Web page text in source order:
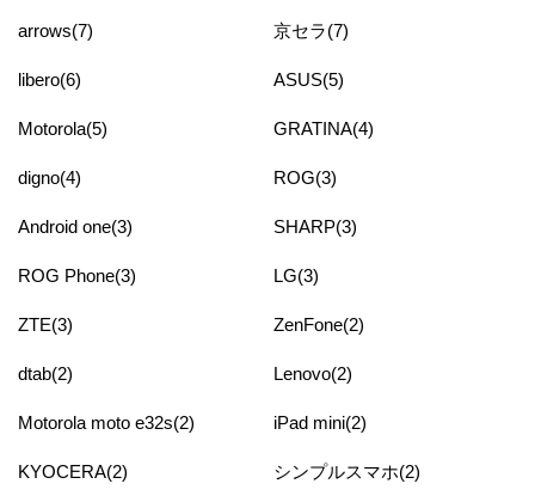
arrows(7) 京セラ(7)
libero(6) ASUS(5)
Motorola(5) GRATINA(4)
digno(4) ROG(3)
Android one(3) SHARP(3)
ROG Phone(3) LG(3)
ZTE(3) ZenFone(2)
dtab(2) Lenovo(2)
Motorola moto e32s(2) iPad mini(2)
KYOCERA(2) シンプルスマホ(2)